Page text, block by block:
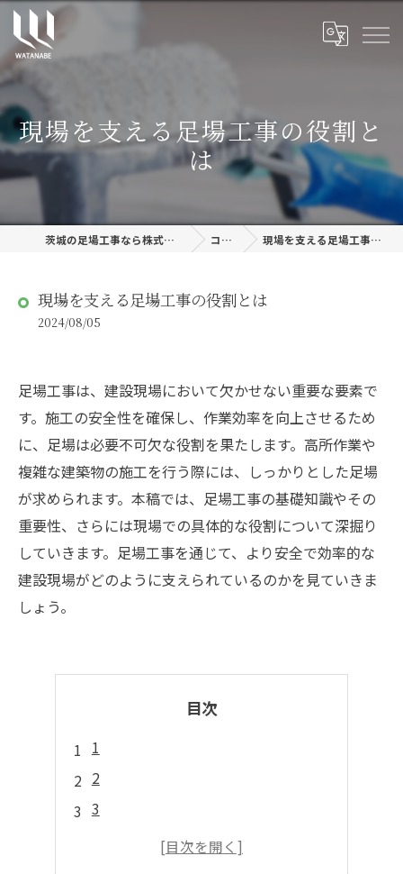
現場を支える足場工事の役割と
は
茨城の足場工事なら株式会社渡邊建設 コラム 現場を支える足場工事の役割とは
現場を支える足場工事の役割とは
2024/08/05
足場工事は、建設現場において欠かせない重要な要素で
す。施工の安全性を確保し、作業効率を向上させるため
に、足場は必要不可欠な役割を果たします。高所作業や
複雑な建築物の施工を行う際には、しっかりとした足場
が求められます。本稿では、足場工事の基礎知識やその
重要性、さらには現場での具体的な役割について深掘り
していきます。足場工事を通じて、より安全で効率的な
建設現場がどのように支えられているのかを見ていきま
しょう。
目次
1
2
3